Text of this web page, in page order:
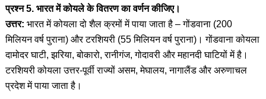
प्रश्न 5. भारत में कोयले के वितरण का वर्णन कीजिए।
उत्तर: भारत में कोयला दो शैल क्रमों में पाया जाता है – गोंडवाना (200
मिलियन वर्ष पुराना) और टरशियरी (55 मिलियन वर्ष पुराना)। गोंडवाना कोयला
दामोदर घाटी, झरिया, बोकारो, रानीगंज, गोदावरी और महानदी घाटियों में है।
टरशियरी कोयला उत्तर-पूर्वी राज्यों असम, मेघालय, नागालैंड और अरुणाचल
प्रदेश में पाया जाता है।